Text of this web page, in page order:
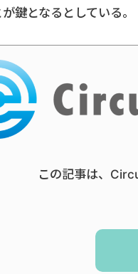
鍵となるとしている。
この記事は、